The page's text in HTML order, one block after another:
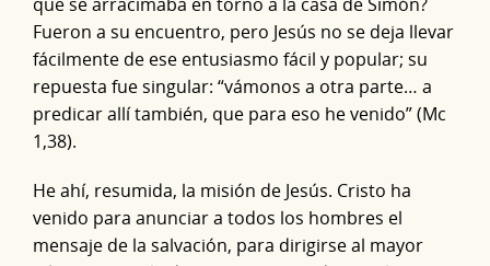
Fueron a su encuentro, pero Jesús no se deja llevar
fácilmente de ese entusiasmo fácil y popular; su
repuesta fue singular: “vámonos a otra parte… a
predicar allí también, que para eso he venido” (Mc
1,38).
He ahí, resumida, la misión de Jesús. Cristo ha
venido para anunciar a todos los hombres el
mensaje de la salvación, para dirigirse al mayor